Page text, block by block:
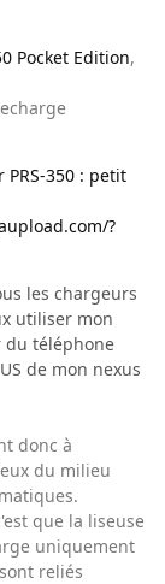
Pocket Edition,
PRS-350 : petit
?
les chargeurs
utiliser mon
du téléphone
de mon nexus
donc à
du milieu
que la liseuse
uniquement
reliés